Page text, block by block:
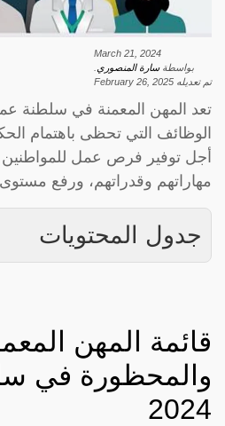
March 21, 2024
بواسطةسارة المنصوري
تم تعديله February 26, 2025
الوظائف التي تحظى باهتمام
أجل توفير فرص عمل للمواطنين
مهاراتهم وقدراتهم، ورفع مستوى
جدول المحتويات
قائمة المهن
والمحظورة في
2024